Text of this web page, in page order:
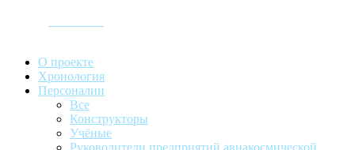
О проекте
Хронология
Персоналии
Все
Конструкторы
Учёные
Руководители предприятий авиакосмической